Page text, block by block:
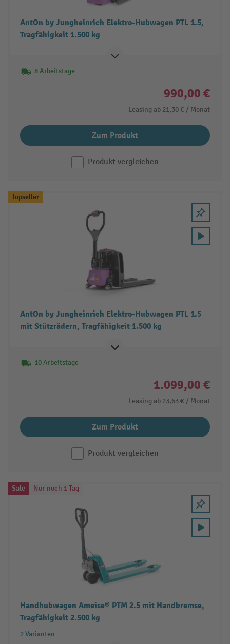
AntOn by Jungheinrich Elektro-Hubwagen PTL 1.5,
Tragfähigkeit 1.500 kg
8 Arbeitstage
990,00 €
Leasing ab 21,30 € / Monat
Zum Produkt
Produkt vergleichen
Topseller
AntOn by Jungheinrich Elektro-Hubwagen PTL 1.5
mit Stützrädern, Tragfähigkeit 1.500 kg
10 Arbeitstage
1.099,00 €
Leasing ab 23,63 € / Monat
Zum Produkt
Produkt vergleichen
Sale Nur noch 1 Tag
Handhubwagen Ameise® PTM 2.5 mit Handbremse,
Tragfähigkeit 2.500 kg
2 Varianten